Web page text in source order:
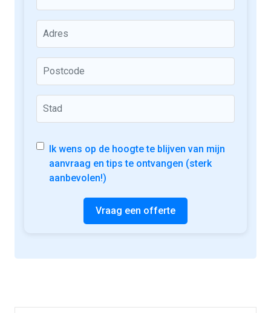
Ik wens op de hoogte te blijven van mijn
aanvraag en tips te ontvangen (sterk
aanbevolen!)
Vraag een offerte